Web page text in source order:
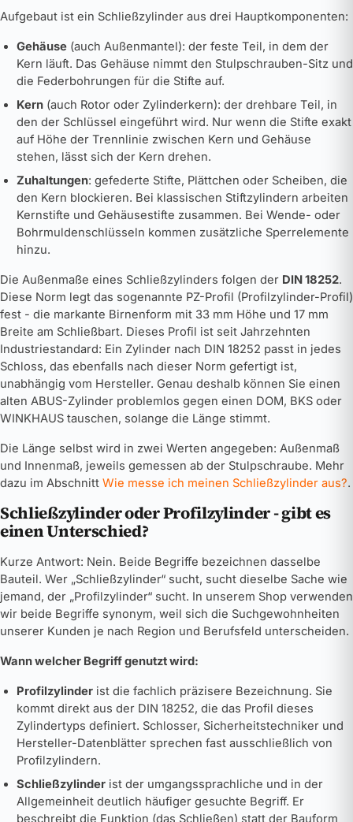
Aufgebaut ist ein Schließzylinder aus drei Hauptkomponenten:
Gehäuse(auch Außenmantel): der feste Teil, in dem der
Kern läuft. Das Gehäuse nimmt den Stulpschrauben-Sitz und
die Federbohrungen für die Stifte auf.
Kern(auch Rotor oder Zylinderkern): der drehbare Teil, in
den der Schlüssel eingeführt wird. Nur wenn die Stifte exakt
auf Höhe der Trennlinie zwischen Kern und Gehäuse
stehen, lässt sich der Kern drehen.
Zuhaltungen: gefederte Stifte, Plättchen oder Scheiben, die
den Kern blockieren. Bei klassischen Stiftzylindern arbeiten
Kernstifte und Gehäusestifte zusammen. Bei Wende- oder
Bohrmuldenschlüsseln kommen zusätzliche Sperrelemente
hinzu.
Die Außenmaße eines Schließzylinders folgen der DIN 18252.
Diese Norm legt das sogenannte PZ-Profil (Profilzylinder-Profil)
fest - die markante Birnenform mit 33 mm Höhe und 17 mm
Breite am Schließbart. Dieses Profil ist seit Jahrzehnten
Industriestandard: Ein Zylinder nach DIN 18252 passt in jedes
Schloss, das ebenfalls nach dieser Norm gefertigt ist,
unabhängig vom Hersteller. Genau deshalb können Sie einen
alten ABUS-Zylinder problemlos gegen einen DOM, BKS oder
WINKHAUS tauschen, solange die Länge stimmt.
Die Länge selbst wird in zwei Werten angegeben: Außenmaß
und Innenmaß, jeweils gemessen ab der Stulpschraube. Mehr
dazu im Abschnitt Wie messe ich meinen Schließzylinder aus?.
Schließzylinder oder Profilzylinder - gibt es
einen Unterschied?
Kurze Antwort: Nein. Beide Begriffe bezeichnen dasselbe
Bauteil. Wer „Schließzylinder“ sucht, sucht dieselbe Sache wie
jemand, der „Profilzylinder“ sucht. In unserem Shop verwenden
wir beide Begriffe synonym, weil sich die Suchgewohnheiten
unserer Kunden je nach Region und Berufsfeld unterscheiden.
Wann welcher Begriff genutzt wird:
Profilzylinderist die fachlich präzisere Bezeichnung. Sie
kommt direkt aus der DIN 18252, die das Profil dieses
Zylindertyps definiert. Schlosser, Sicherheitstechniker und
Hersteller-Datenblätter sprechen fast ausschließlich von
Profilzylindern.
Schließzylinderist der umgangssprachliche und in der
Allgemeinheit deutlich häufiger gesuchte Begriff. Er
beschreibt die Funktion (das Schließen) statt der Bauform